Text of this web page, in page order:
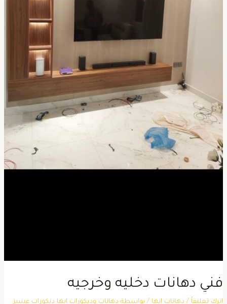
دهانات دخليه وخرجيه
تعليقاً / دهانات ابها/ بواسطة دهانات وديكورات ابها ديكورات عسير